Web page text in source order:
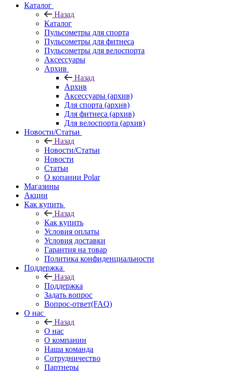
Каталог
Назад
Каталог
Пульсометры для спорта
Пульсометры для фитнеса
Пульсометры для велоспорта
Аксессуары
Архив
Назад
Архив
Аксессуары (архив)
Для спорта (архив)
Для фитнеса (архив)
Для велоспорта (архив)
Новости/Статьи
Назад
Новости/Статьи
Новости
Статьи
О копании Polar
Магазины
Акции
Как купить
Назад
Как купить
Условия оплаты
Условия доставки
Гарантия на товар
Политика конфиденциальности
Поддержка
Назад
Поддержка
Задать вопрос
Вопрос-ответ(FAQ)
О нас
Назад
О нас
О компании
Наша команда
Сотрудничество
Партнеры